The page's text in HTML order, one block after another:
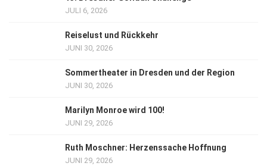
JULI 6, 2026
Reiselust und Rückkehr
JUNI 30, 2026
Sommertheater in Dresden und der Region
JUNI 30, 2026
Marilyn Monroe wird 100!
JUNI 29, 2026
Ruth Moschner: Herzenssache Hoffnung
JUNI 29, 2026